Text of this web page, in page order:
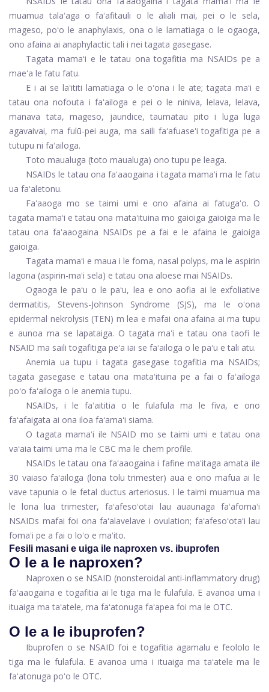
muamua talaʻaga o faʻafitauli o le aliali mai, pei o le sela,
mageso, poʻo le anaphylaxis, ona o le lamatiaga o le ogaoga,
ono afaina ai anaphylactic tali i nei tagata gasegase.
Tagata mamaʻi e le tatau ona togafitia ma NSAIDs pe a
maeʻa le fatu fatu.
E i ai se laʻititi lamatiaga o le oʻona i le ate; tagata maʻi e
tatau ona nofouta i faʻailoga e pei o le niniva, lelava, lelava,
manava tata, mageso, jaundice, taumatau pito i luga luga
agavaivai, ma fulū-pei auga, ma saili faʻafuaseʻi togafitiga pe a
tutupu ni faʻailoga.
Toto maualuga (toto maualuga) ono tupu pe leaga.
NSAIDs le tatau ona faʻaaogaina i tagata mamaʻi ma le fatu
ua faʻaletonu.
Faʻaaoga mo se taimi umi e ono afaina ai fatugaʻo. O
tagata mamaʻi e tatau ona mataʻituina mo gaioiga gaioiga ma le
tatau ona faʻaaogaina NSAIDs pe a fai e le afaina le gaioiga
gaioiga.
Tagata mamaʻi e maua i le foma, nasal polyps, ma le aspirin
lagona (aspirin-maʻi sela) e tatau ona aloese mai NSAIDs.
Ogaoga le paʻu o le paʻu, lea e ono aofia ai le exfoliative
dermatitis, Stevens-Johnson Syndrome (SJS), ma le oʻona
epidermal nekrolysis (TEN) m lea e mafai ona afaina ai ma tupu
e aunoa ma se lapataiga. O tagata maʻi e tatau ona taofi le
NSAID ma saili togafitiga peʻa iai se faʻailoga o le paʻu e tali atu.
Anemia ua tupu i tagata gasegase togafitia ma NSAIDs;
tagata gasegase e tatau ona mataʻituina pe a fai o faʻailoga
poʻo faʻailoga o le anemia tupu.
NSAIDs, i le faʻaititia o le fulafula ma le fiva, e ono
faʻafaigata ai ona iloa faʻamaʻi siama.
O tagata mamaʻi ile NSAID mo se taimi umi e tatau ona
vaʻaia taimi uma ma le CBC ma le chem profile.
NSAIDs le tatau ona faʻaaogaina i fafine maʻitaga amata ile
30 vaiaso faʻailoga (lona tolu trimester) aua e ono mafua ai le
vave tapunia o le fetal ductus arteriosus. I le taimi muamua ma
le lona lua trimester, faʻafesoʻotai lau auaunaga faʻafomaʻi
NSAIDs mafai foi ona faʻalavelave i ovulation; faʻafesoʻotaʻi lau
fomaʻi pe a fai o loʻo e maʻito.
Fesili masani e uiga ile naproxen vs. ibuprofen
O le a le naproxen?
Naproxen o se NSAID (nonsteroidal anti-inflammatory drug)
faʻaaogaina e togafitia ai le tiga ma le fulafula. E avanoa uma i
ituaiga ma taʻatele, ma faʻatonuga faʻapea foi ma le OTC.
O le a le ibuprofen?
Ibuprofen o se NSAID foi e togafitia agamalu e feololo le
tiga ma le fulafula. E avanoa uma i ituaiga ma taʻatele ma le
faʻatonuga poʻo le OTC.